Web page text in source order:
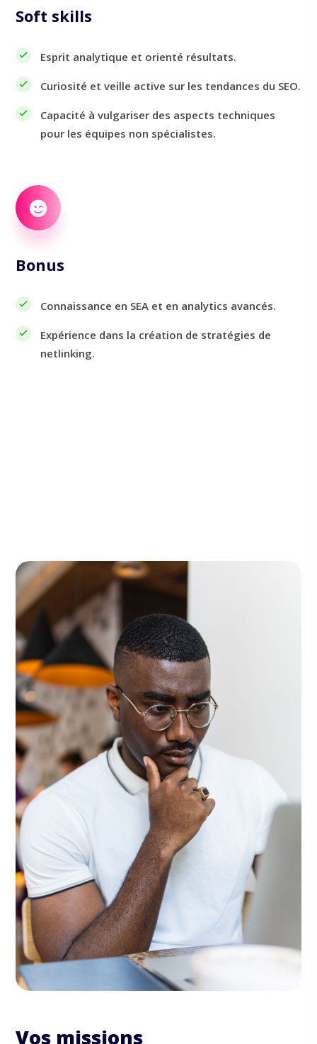
Soft skills
Esprit analytique et orienté résultats.
Curiosité et veille active sur les tendances du SEO.
Capacité à vulgariser des aspects techniques
pour les équipes non spécialistes.
Bonus
Connaissance en SEA et en analytics avancés.
Expérience dans la création de stratégies de
netlinking.
Vos missions